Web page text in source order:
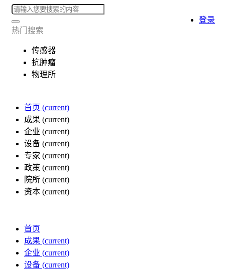
热门搜索
传感器
抗肿瘤
物理所
首页 (current)
成果 (current)
企业 (current)
设备 (current)
专家 (current)
政策 (current)
院所 (current)
资本 (current)
登录
首页
成果 (current)
企业 (current)
设备 (current)